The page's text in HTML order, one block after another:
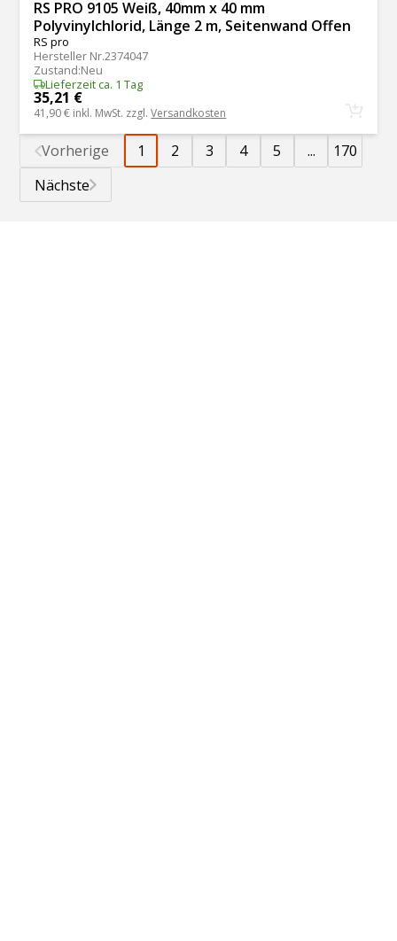
RS PRO 9105 Weiß, 40mm x 40 mm
Polyvinylchlorid, Länge 2 m, Seitenwand Offen
RS pro
Hersteller Nr.2374047
Zustand:Neu
Lieferzeit ca. 1 Tag
35,21 €
41,90 € inkl. MwSt. zzgl.Versandkosten
Vorherige 1 2 3 4 5 ...
170
Nächste